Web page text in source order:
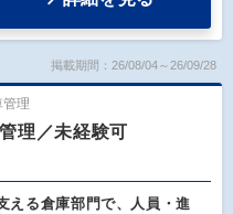
掲載期間：26/08/04～26/09/28
理
理／未経験可
える倉庫部門で、人員・進